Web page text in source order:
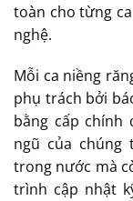
toàn cho từng
nghệ.
Mỗi ca niềng
phụ trách bởi
bằng cấp chính
ngũ của
trong nước mà
trình cập nhật